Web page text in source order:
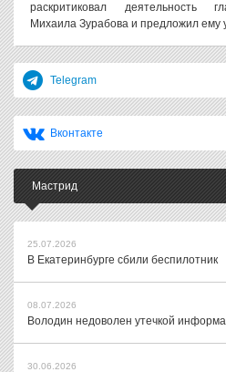
раскритиковал деятельность
Михаила Зурабова и предложил ему
Telegram
Вконтакте
Мастрид
25.07.2026
В Екатеринбурге сбили беспилотник
08.07.2026
Володин недоволен утечкой
30.06.2026